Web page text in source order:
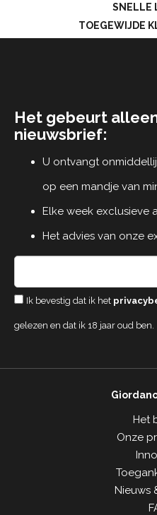
SNELLE
TOEGEWIJDE
Het gebeurt
nieuwsbrief:
U ontvangt
op een mandje van
Elke week exclusieve
Het advies van onze
Ik bevestig dat ik het
gelezen en dat ik 18 jaar oud ben.
Het
Onze
Nieuws